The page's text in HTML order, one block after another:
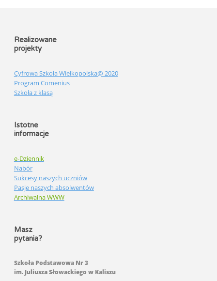
Realizowane
projekty
Cyfrowa Szkoła Wielkopolska@ 2020
Program Comenius
Szkoła z klasą
Istotne
informacje
e-Dziennik
Nabór
Sukcesy naszych uczniów
Pasje naszych absolwentów
Archiwalna WWW
Masz
pytania?
Szkoła Podstawowa Nr 3
im. Juliusza Słowackiego w Kaliszu